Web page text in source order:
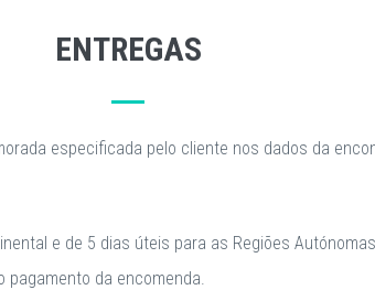
ENTREGAS
especificada pelo cliente nos dados da
e de 5 dias úteis para as Regiões
pagamento da encomenda.